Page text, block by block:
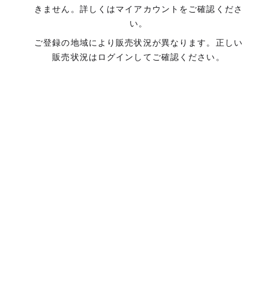
きません。詳しくはマイアカウントをご確認くださ
い。
ご登録の地域により販売状況が異なります。正しい
販売状況はログインしてご確認ください。